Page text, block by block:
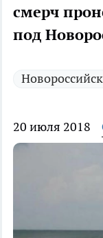
смерч
под
Новороссийск
20 июля 2018